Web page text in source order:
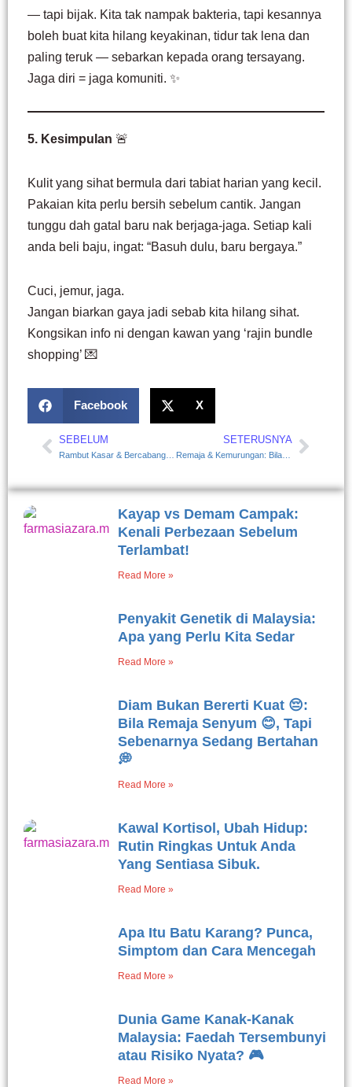
— tapi bijak. Kita tak nampak bakteria, tapi kesannya
boleh buat kita hilang keyakinan, tidur tak lena dan
paling teruk — sebarkan kepada orang tersayang.
Jaga diri = jaga komuniti. ✨
5. Kesimpulan 🚨
Kulit yang sihat bermula dari tabiat harian yang kecil.
Pakaian kita perlu bersih sebelum cantik. Jangan
tunggu dah gatal baru nak berjaga-jaga. Setiap kali
anda beli baju, ingat: “Basuh dulu, baru bergaya.”
Cuci, jemur, jaga.
Jangan biarkan gaya jadi sebab kita hilang sihat.
Kongsikan info ni dengan kawan yang ‘rajin bundle
shopping’ 💌
Facebook X
Prev
SEBELUM SETERUSNYA
Remaja & Kemurungan: Bila Diam Itu Jeritan Minta Tolong Next
Kayap vs Demam Campak:
Kenali Perbezaan Sebelum
Terlambat!
Read More »
Penyakit Genetik di Malaysia:
Apa yang Perlu Kita Sedar
Read More »
Diam Bukan Bererti Kuat 😔:
Bila Remaja Senyum 😊, Tapi
Sebenarnya Sedang Bertahan
💭
Read More »
Kawal Kortisol, Ubah Hidup:
Rutin Ringkas Untuk Anda
Yang Sentiasa Sibuk.
Read More »
Apa Itu Batu Karang? Punca,
Simptom dan Cara Mencegah
Read More »
Dunia Game Kanak-Kanak
Malaysia: Faedah Tersembunyi
atau Risiko Nyata? 🎮
Read More »